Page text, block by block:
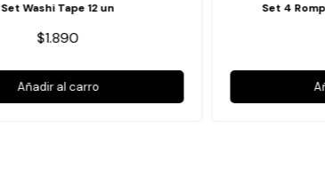
Set Washi Tape 12 un
$1.890
Añadir al carro
Set 4